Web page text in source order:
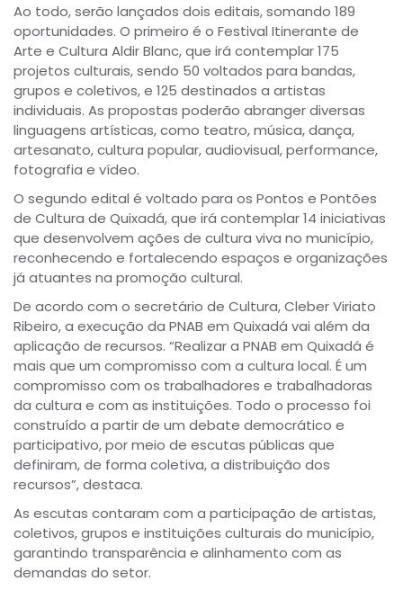
Ao todo, serão lançados dois editais, somando 189
oportunidades. O primeiro é o Festival Itinerante de
Arte e Cultura Aldir Blanc, que irá contemplar 175
projetos culturais, sendo 50 voltados para bandas,
grupos e coletivos, e 125 destinados a artistas
individuais. As propostas poderão abranger diversas
linguagens artísticas, como teatro, música, dança,
artesanato, cultura popular, audiovisual, performance,
fotografia e vídeo.
O segundo edital é voltado para os Pontos e Pontões
de Cultura de Quixadá, que irá contemplar 14 iniciativas
que desenvolvem ações de cultura viva no município,
reconhecendo e fortalecendo espaços e organizações
já atuantes na promoção cultural.
De acordo com o secretário de Cultura, Cleber Viriato
Ribeiro, a execução da PNAB em Quixadá vai além da
aplicação de recursos. “Realizar a PNAB em Quixadá é
mais que um compromisso com a cultura local. É um
compromisso com os trabalhadores e trabalhadoras
da cultura e com as instituições. Todo o processo foi
construído a partir de um debate democrático e
participativo, por meio de escutas públicas que
definiram, de forma coletiva, a distribuição dos
recursos”, destaca.
As escutas contaram com a participação de artistas,
coletivos, grupos e instituições culturais do município,
garantindo transparência e alinhamento com as
demandas do setor.